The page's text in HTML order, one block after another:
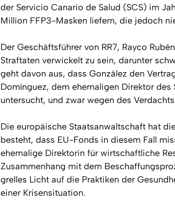
der Servicio Canario de Salud (SCS) im
Million FFP3-Masken liefern, die jedoch
Der Geschäftsführer von RR7, Rayco
Straftaten verwickelt zu sein, darunter
geht davon aus, dass González den
Domínguez, dem ehemaligen Direktor
untersucht, und zwar wegen des
Die europäische Staatsanwaltschaft hat
besteht, dass EU-Fonds in diesem Fall
ehemalige Direktorin für wirtschaftliche
Zusammenhang mit dem
grelles Licht auf die Praktiken der
einer Krisensituation.